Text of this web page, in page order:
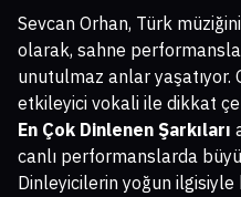
Sevcan Orhan, Türk
olarak, sahne
unutulmaz anlar yaşatıyor.
etkileyici vokali ile dikkat
En Çok Dinlenen Şarkıları
canlı performanslarda
Dinleyicilerin yoğun